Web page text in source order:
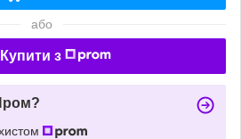
або
Купити з